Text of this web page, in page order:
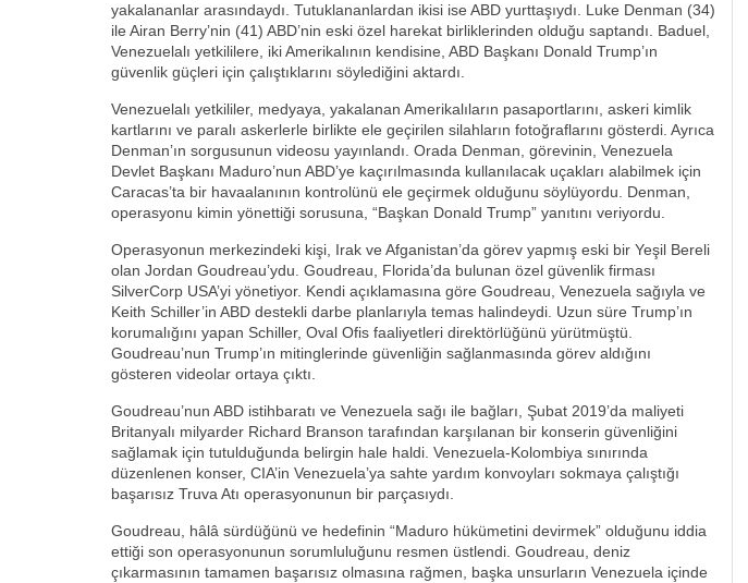
yakalananlar arasındaydı. Tutuklananlardan ikisi ise ABD yurttaşıydı. Luke Denman (34)
ile Airan Berry’nin (41) ABD’nin eski özel harekat birliklerinden olduğu saptandı. Baduel,
Venezuelalı yetkililere, iki Amerikalının kendisine, ABD Başkanı Donald Trump’ın
güvenlik güçleri için çalıştıklarını söylediğini aktardı.
Venezuelalı yetkililer, medyaya, yakalanan Amerikalıların pasaportlarını, askeri kimlik
kartlarını ve paralı askerlerle birlikte ele geçirilen silahların fotoğraflarını gösterdi. Ayrıca
Denman’ın sorgusunun videosu yayınlandı. Orada Denman, görevinin, Venezuela
Devlet Başkanı Maduro’nun ABD’ye kaçırılmasında kullanılacak uçakları alabilmek için
Caracas’ta bir havaalanının kontrolünü ele geçirmek olduğunu söylüyordu. Denman,
operasyonu kimin yönettiği sorusuna, “Başkan Donald Trump” yanıtını veriyordu.
Operasyonun merkezindeki kişi, Irak ve Afganistan’da görev yapmış eski bir Yeşil Bereli
olan Jordan Goudreau’ydu. Goudreau, Florida’da bulunan özel güvenlik firması
SilverCorp USA’yi yönetiyor. Kendi açıklamasına göre Goudreau, Venezuela sağıyla ve
Keith Schiller’in ABD destekli darbe planlarıyla temas halindeydi. Uzun süre Trump’ın
korumalığını yapan Schiller, Oval Ofis faaliyetleri direktörlüğünü yürütmüştü.
Goudreau’nun Trump’ın mitinglerinde güvenliğin sağlanmasında görev aldığını
gösteren videolar ortaya çıktı.
Goudreau’nun ABD istihbaratı ve Venezuela sağı ile bağları, Şubat 2019’da maliyeti
Britanyalı milyarder Richard Branson tarafından karşılanan bir konserin güvenliğini
sağlamak için tutulduğunda belirgin hale haldi. Venezuela-Kolombiya sınırında
düzenlenen konser, CIA’in Venezuela’ya sahte yardım konvoyları sokmaya çalıştığı
başarısız Truva Atı operasyonunun bir parçasıydı.
Goudreau, hâlâ sürdüğünü ve hedefinin “Maduro hükümetini devirmek” olduğunu iddia
ettiği son operasyonunun sorumluluğunu resmen üstlendi. Goudreau, deniz
çıkarmasının tamamen başarısız olmasına rağmen, başka unsurların Venezuela içinde